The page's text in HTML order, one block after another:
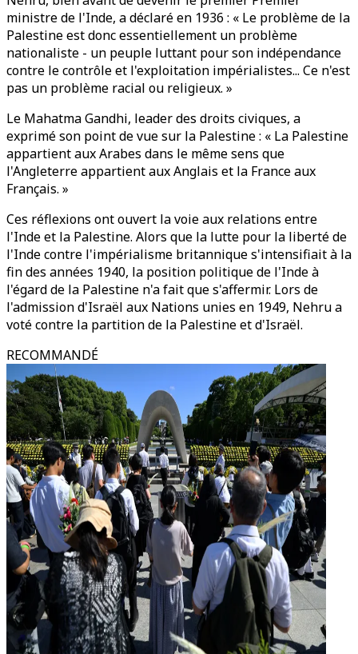
ministre de l'Inde, a déclaré en 1936 : « Le problème de la
Palestine est donc essentiellement un problème
nationaliste - un peuple luttant pour son indépendance
contre le contrôle et l'exploitation impérialistes... Ce n'est
pas un problème racial ou religieux. »
Le Mahatma Gandhi, leader des droits civiques, a
exprimé son point de vue sur la Palestine : « La Palestine
appartient aux Arabes dans le même sens que
l'Angleterre appartient aux Anglais et la France aux
Français. »
Ces réflexions ont ouvert la voie aux relations entre
l'Inde et la Palestine. Alors que la lutte pour la liberté de
l'Inde contre l'impérialisme britannique s'intensifiait à la
fin des années 1940, la position politique de l'Inde à
l'égard de la Palestine n'a fait que s'affermir. Lors de
l'admission d'Israël aux Nations unies en 1949, Nehru a
voté contre la partition de la Palestine et d'Israël.
RECOMMANDÉ